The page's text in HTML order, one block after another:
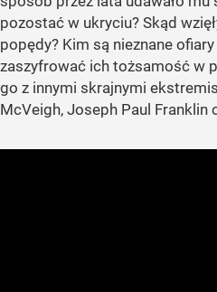
pozostać w ukryciu? Skąd
popędy? Kim są nieznane
zaszyfrować ich tożsamość w
go z innymi skrajnymi
McVeigh, Joseph Paul Franklin